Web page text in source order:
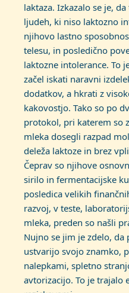
laktaza. Izkazalo se je,
ljudeh, ki niso laktozno
njihovo lastno
telesu, in posledično
laktozne intolerance. To
začel iskati naravni
dodatkov, a hkrati z
kakovostjo. Tako so po
protokol, pri katerem so
mleka dosegli razpad
deleža laktoze in brez
Čeprav so njihove
sirilo in fermentacijske
posledica velikih
razvoj, v teste,
mleka, preden so našli
Nujno se jim je zdelo,
ustvarijo svojo znamko,
nalepkami, spletno
avtorizacijo. To je trajalo